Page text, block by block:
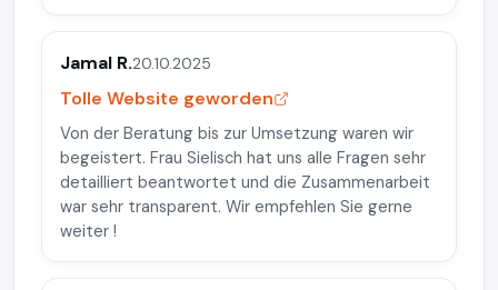
Jamal R.20.10.2025
Tolle Website geworden
Von der Beratung bis zur Umsetzung waren wir
begeistert. Frau Sielisch hat uns alle Fragen sehr
detailliert beantwortet und die Zusammenarbeit
war sehr transparent. Wir empfehlen Sie gerne
weiter !